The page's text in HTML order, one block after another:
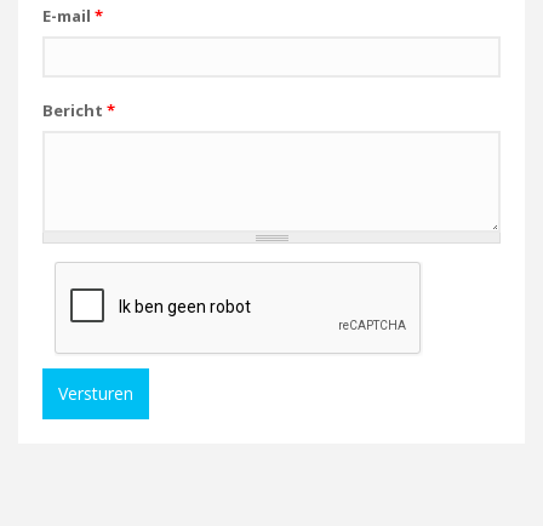
E-mail *
Bericht *
Versturen